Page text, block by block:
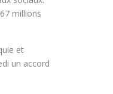
millions
et
un accord